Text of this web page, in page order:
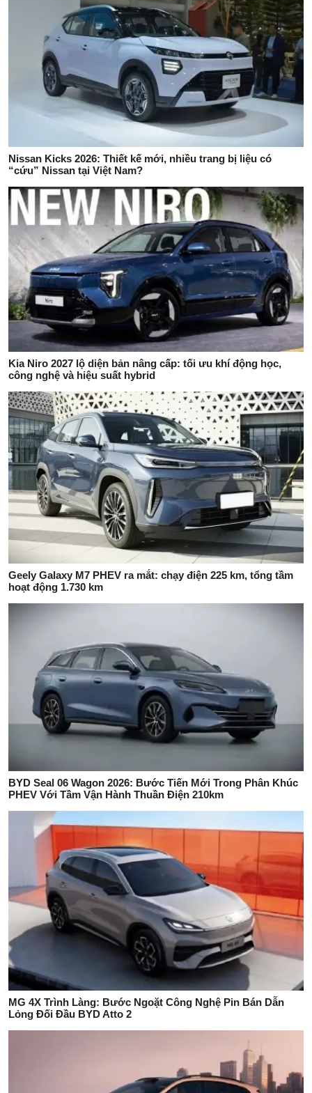
Nissan Kicks 2026: Thiết kế mới, nhiều trang bị liệu có
“cứu” Nissan tại Việt Nam?
Kia Niro 2027 lộ diện bản nâng cấp: tối ưu khí động học,
công nghệ và hiệu suất hybrid
Geely Galaxy M7 PHEV ra mắt: chạy điện 225 km, tổng tầm
hoạt động 1.730 km
BYD Seal 06 Wagon 2026: Bước Tiến Mới Trong Phân Khúc
PHEV Với Tầm Vận Hành Thuần Điện 210km
MG 4X Trình Làng: Bước Ngoặt Công Nghệ Pin Bán Dẫn
Lỏng Đối Đầu BYD Atto 2